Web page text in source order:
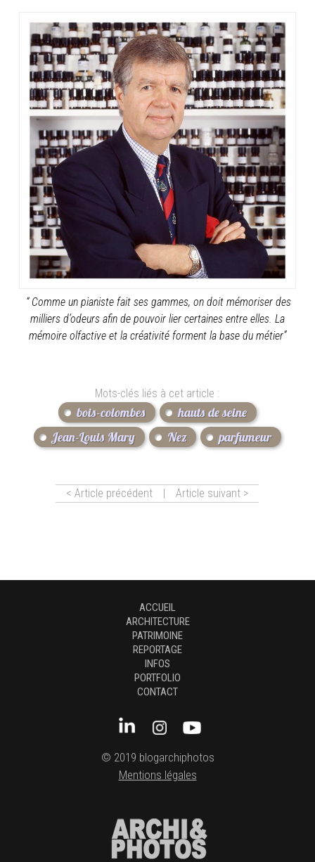
“ Comme un pianiste fait ses gammes, on doit mémoriser des
milliers d’odeurs afin de pouvoir lier certaines entre elles. La
mémoire olfactive et la créativité forment la base du métier”
Mots-clés liés à cet article :
bois-colombes
hauts de seine
Jean-Louis Mary
Nez parfumeur
< Article précédent Article suivant >
ACCUEIL
ARCHITECTURE
PATRIMOINE
REPORTAGE
INFOS
PORTFOLIO
CONTACT
© 2019 blogarchiphotos
Mentions légales